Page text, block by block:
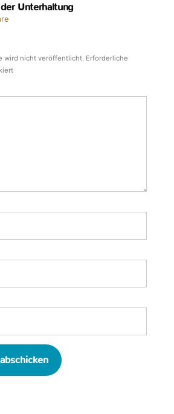
Unterhaltung
wird nicht veröffentlicht. Erforderliche